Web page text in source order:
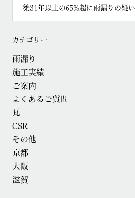
築31年以上の65%超に雨漏りの疑い
カテゴリー
雨漏り
施工実績
ご案内
よくあるご質問
瓦
CSR
その他
京都
大阪
滋賀